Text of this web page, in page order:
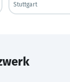
Stuttgart